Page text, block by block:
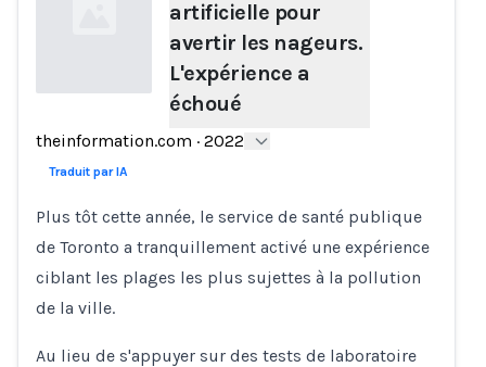
Loading...
artificielle pour
avertir les nageurs.
L'expérience a
échoué
theinformation.com · 2022
Traduit par IA
Plus tôt cette année, le service de santé publique
de Toronto a tranquillement activé une expérience
ciblant les plages les plus sujettes à la pollution
de la ville.
Au lieu de s'appuyer sur des tests de laboratoire